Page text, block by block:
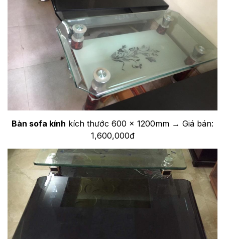
Bàn sofa kính kích thước 600 x 1200mm → Giá bán:
1,600,000đ